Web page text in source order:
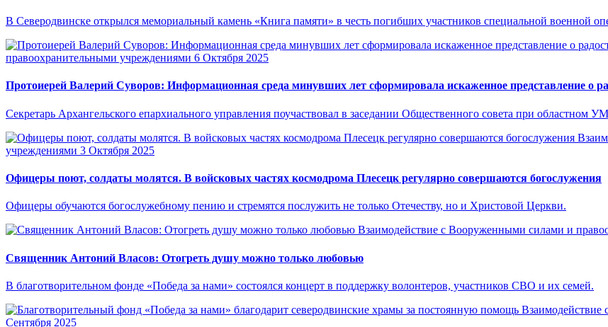
В Северодвинске открылся мемориальный камень «Книга памяти» в честь погибших участников специальной военной
правоохранительными учреждениями 6 Октября 2025
Протоиерей Валерий Суворов: Информационная среда минувших лет сформировала искаженное представление о
Секретарь Архангельского епархиального управления поучаствовал в заседании Общественного совета при областном
учреждениями 3 Октября 2025
Офицеры поют, солдаты молятся. В войсковых частях космодрома Плесецк регулярно совершаются богослужения
Офицеры обучаются богослужебному пению и стремятся послужить не только Отечеству, но и Христовой Церкви.
Взаимодействие с Вооруженными силами и
Священник Антоний Власов: Отогреть душу можно только любовью
В благотворительном фонде «Победа за нами» состоялся концерт в поддержку волонтеров, участников СВО и их семей.
Сентября 2025